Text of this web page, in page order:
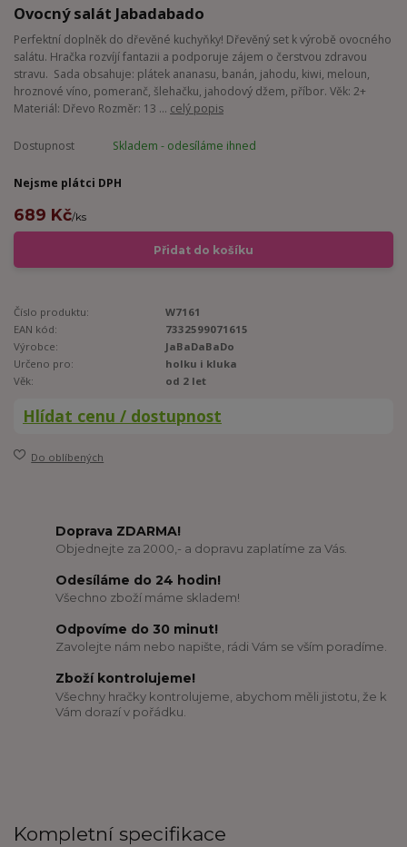
Ovocný salát Jabadabado
Perfektní doplněk do dřevěné kuchyňky! Dřevěný set k výrobě ovocného
salátu. Hračka rozvíjí fantazii a podporuje zájem o čerstvou zdravou
stravu. Sada obsahuje: plátek ananasu, banán, jahodu, kiwi, meloun,
hroznové víno, pomeranč, šlehačku, jahodový džem, příbor. Věk: 2+
Materiál: Dřevo Rozměr: 13 ... celý popis
Dostupnost Skladem - odesíláme ihned
Nejsme plátci DPH
689 Kč/ks
Přidat do košíku
Číslo produktu:
W7161
EAN kód:
7332599071615
Výrobce:
JaBaDaBaDo
Určeno pro:
holku i kluka
Věk:
od 2 let
Hlídat cenu / dostupnost
Do oblíbených
Doprava ZDARMA!
Objednejte za 2000,- a dopravu zaplatíme za Vás.
Odesíláme do 24 hodin!
Všechno zboží máme skladem!
Odpovíme do 30 minut!
Zavolejte nám nebo napište, rádi Vám se vším poradíme.
Zboží kontrolujeme!
Všechny hračky kontrolujeme, abychom měli jistotu, že k
Vám dorazí v pořádku.
Kompletní specifikace